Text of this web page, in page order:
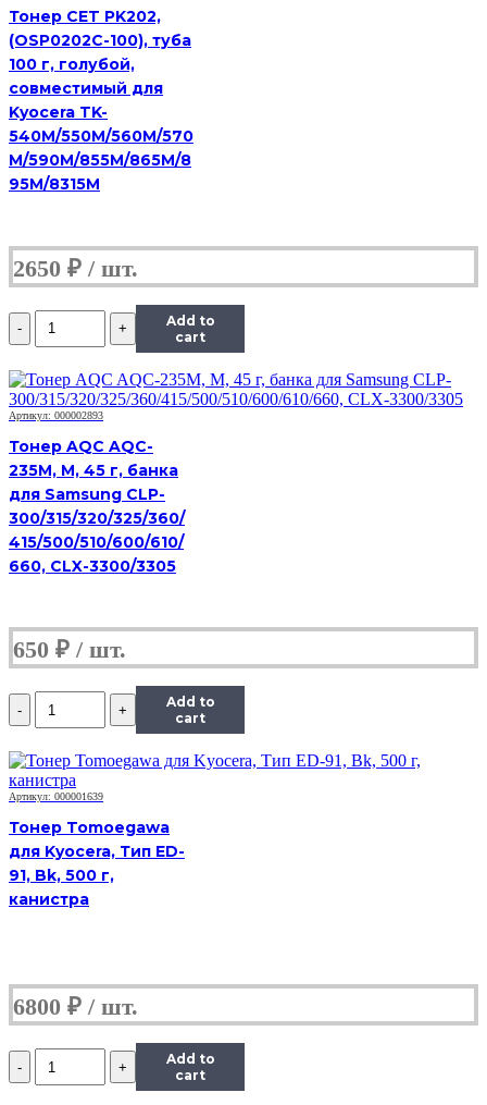
CLJ
CP1025,
Сферизованный,
Тип
1.0,
C,
585
г,
канистра
Тонер CET PK202,
(OSP0202C-100), туба
100 г, голубой,
совместимый для
Kyocera TK-
540M/550M/560M/570
M/590M/855M/865M/8
95M/8315M
2650 ₽
Количество
Тонер
Black
Универсальный
для
CLJ
CP1025,
Сферизованный,
Тип
1.0,
C,
585
Add to
cart
Артикул: 000002893
Тонер AQC AQC-
235M, M, 45 г, банка
для Samsung CLP-
300/315/320/325/360/
415/500/510/600/610/
660, CLX-3300/3305
650 ₽
Количество
Тонер
Black
Универсальный
для
CLJ
CP1025,
Сферизованный,
Тип
канистра
Add to
cart
Артикул: 000001639
Тонер Tomoegawa
для Kyocera, Тип ED-
91, Bk, 500 г,
канистра
6800 ₽
Количество
Тонер
Add to
cart